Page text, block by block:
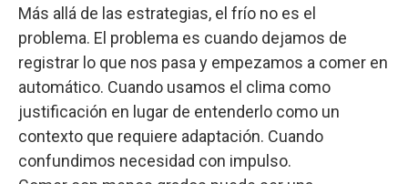
Más allá de las estrategias, el frío no es el
problema. El problema es cuando dejamos de
registrar lo que nos pasa y empezamos a comer en
automático. Cuando usamos el clima como
justificación en lugar de entenderlo como un
contexto que requiere adaptación. Cuando
confundimos necesidad con impulso.